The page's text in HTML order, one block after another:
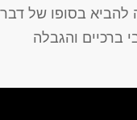
להביא בסופו של דבר
ברכיים והגבלה